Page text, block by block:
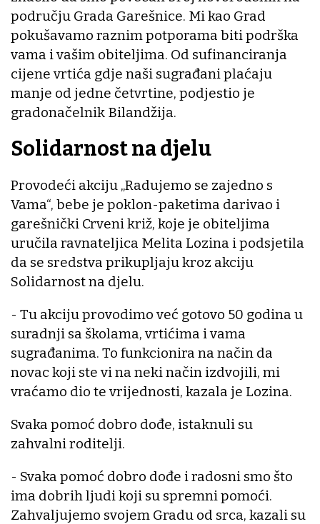
području Grada Garešnice. Mi kao Grad
pokušavamo raznim potporama biti podrška
vama i vašim obiteljima. Od sufinanciranja
cijene vrtića gdje naši sugrađani plaćaju
manje od jedne četvrtine, podjestio je
gradonačelnik Bilandžija.
Solidarnost na djelu
Provodeći akciju „Radujemo se zajedno s
Vama“, bebe je poklon-paketima darivao i
garešnički Crveni križ, koje je obiteljima
uručila ravnateljica Melita Lozina i podsjetila
da se sredstva prikupljaju kroz akciju
Solidarnost na djelu.
- Tu akciju provodimo već gotovo 50 godina u
suradnji sa školama, vrtićima i vama
sugrađanima. To funkcionira na način da
novac koji ste vi na neki način izdvojili, mi
vraćamo dio te vrijednosti, kazala je Lozina.
Svaka pomoć dobro dođe, istaknuli su
zahvalni roditelji.
- Svaka pomoć dobro dođe i radosni smo što
ima dobrih ljudi koji su spremni pomoći.
Zahvaljujemo svojem Gradu od srca, kazali su